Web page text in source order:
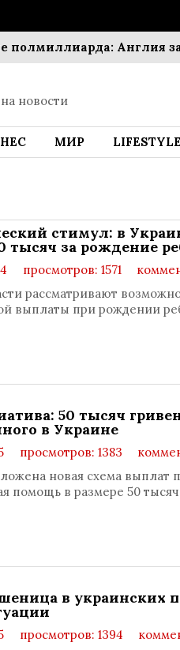
Англия
новости
МИР LIFESTYLE
стимул: в
тысяч за рождение
просмотров: 1571
рассматривают
выплаты при рождении
50 тысяч
в Украине
просмотров: 1383
новая схема выплат
помощь в размере 50
в украинских
просмотров: 1394